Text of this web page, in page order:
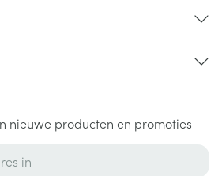
nieuwe producten en promoties